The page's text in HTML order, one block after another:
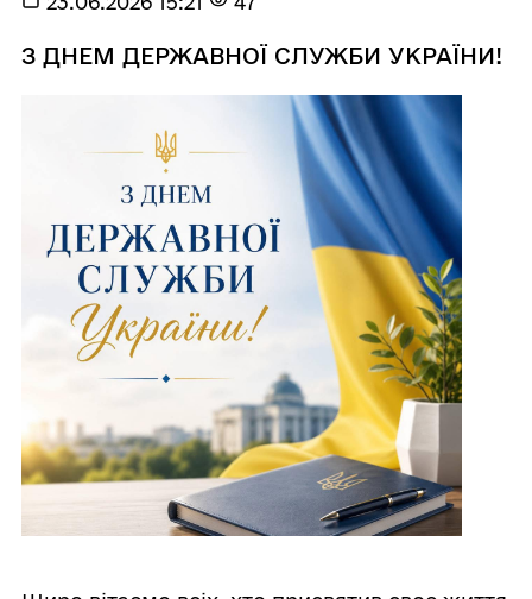
З ДНЕМ ДЕРЖАВНОЇ СЛУЖБИ УКРАЇНИ!